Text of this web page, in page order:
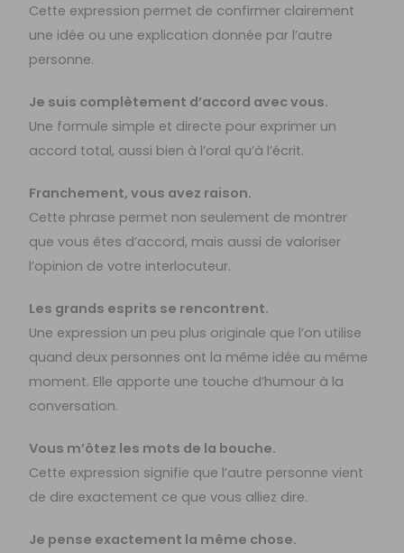
Cette expression permet de confirmer clairement
une idée ou une explication donnée par l’autre
personne.
Je suis complètement d’accord avec vous.
Une formule simple et directe pour exprimer un
accord total, aussi bien à l’oral qu’à l’écrit.
Franchement, vous avez raison.
Cette phrase permet non seulement de montrer
que vous êtes d’accord, mais aussi de valoriser
l’opinion de votre interlocuteur.
Les grands esprits se rencontrent.
Une expression un peu plus originale que l’on utilise
quand deux personnes ont la même idée au même
moment. Elle apporte une touche d’humour à la
conversation.
Vous m’ôtez les mots de la bouche.
Cette expression signifie que l’autre personne vient
de dire exactement ce que vous alliez dire.
Je pense exactement la même chose.